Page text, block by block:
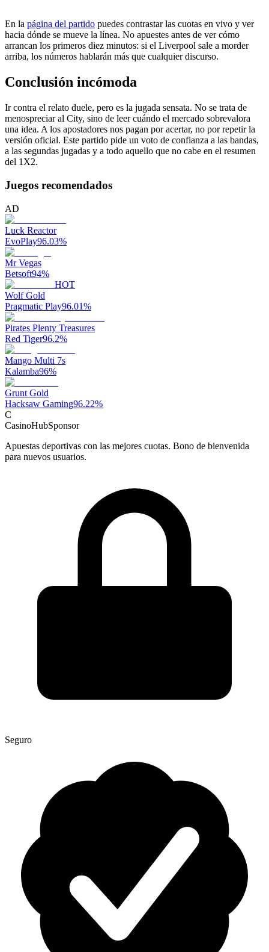
En la página del partido puedes contrastar las cuotas en vivo y ver
hacia dónde se mueve la línea. No apuestes antes de ver cómo
arrancan los primeros diez minutos: si el Liverpool sale a morder
arriba, los números hablarán más que cualquier discurso.
Conclusión incómoda
Ir contra el relato duele, pero es la jugada sensata. No se trata de
menospreciar al City, sino de leer cuándo el mercado sobrevalora
una idea. A los apostadores nos pagan por acertar, no por repetir la
versión oficial. Este partido pide un voto de confianza a las bandas,
a las segundas jugadas y a todo aquello que no cabe en el resumen
del 1X2.
Juegos recomendados
AD
Luck Reactor
EvoPlay96.03%
Mr Vegas
Betsoft94%
HOT
Wolf Gold
Pragmatic Play96.01%
Pirates Plenty Treasures
Red Tiger96.2%
Mango Multi 7s
Kalamba96%
Grunt Gold
Hacksaw Gaming96.22%
C
CasinoHubSponsor
Apuestas deportivas con las mejores cuotas. Bono de bienvenida
para nuevos usuarios.
Seguro